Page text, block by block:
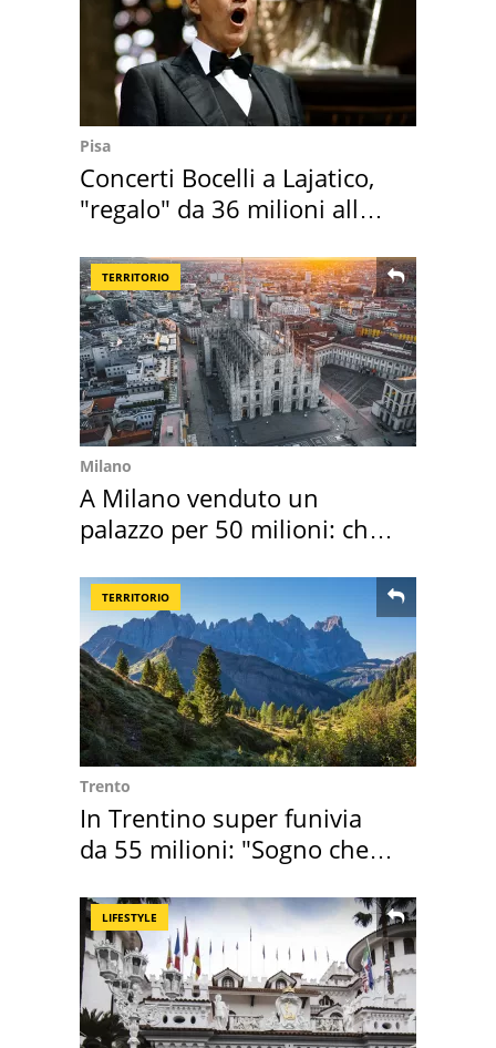
Pisa
Concerti Bocelli a Lajatico,
"regalo" da 36 milioni alla
TERRITORIO
Milano
A Milano venduto un
palazzo per 50 milioni: chi
TERRITORIO
Trento
In Trentino super funivia
da 55 milioni: "Sogno che si
LIFESTYLE